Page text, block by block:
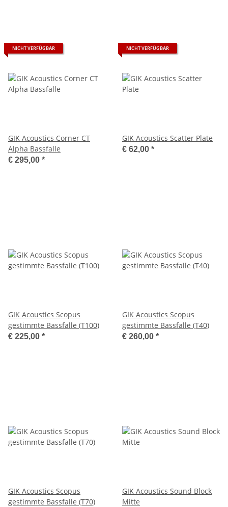
NICHT VERFÜGBAR
GIK Acoustics Corner CT
Alpha Bassfalle
€ 295,00 *
NICHT VERFÜGBAR
GIK Acoustics Scatter Plate
€ 62,00 *
GIK Acoustics Scopus
gestimmte Bassfalle (T100)
€ 225,00 *
GIK Acoustics Scopus
gestimmte Bassfalle (T40)
€ 260,00 *
GIK Acoustics Scopus
gestimmte Bassfalle (T70)
GIK Acoustics Sound Block
Mitte